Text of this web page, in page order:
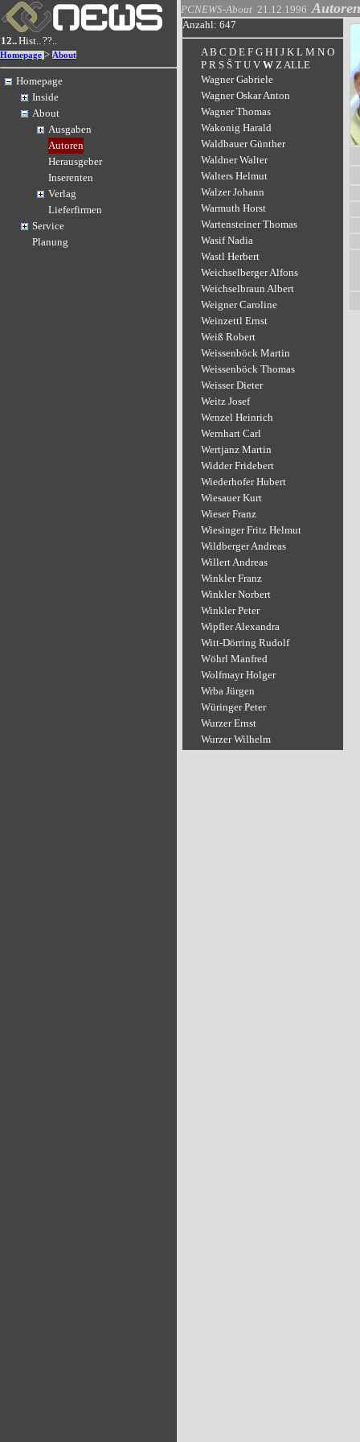
12..Hist..??..
Homepage > About
Homepage
Inside
About
Ausgaben
Autoren
Herausgeber
Inserenten
Verlag
Lieferfirmen
Service
Planung
PCNEWS-About 21.12.1996 Autoren
Anzahl: 647
A B C D E F G H I J K L M N O
P R S Š T U V W ZALLE
Wagner Gabriele
Wagner Oskar Anton
Wagner Thomas
Wakonig Harald
Waldbauer Günther
Waldner Walter
Walters Helmut
Walzer Johann
Warmuth Horst
Wartensteiner Thomas
Wasif Nadia
Wastl Herbert
Weichselberger Alfons
Weichselbraun Albert
Weigner Caroline
Weinzettl Ernst
Weiß Robert
Weissenböck Martin
Weissenböck Thomas
Weisser Dieter
Weitz Josef
Wenzel Heinrich
Wernhart Carl
Wertjanz Martin
Widder Fridebert
Wiederhofer Hubert
Wiesauer Kurt
Wieser Franz
Wiesinger Fritz Helmut
Wildberger Andreas
Willert Andreas
Winkler Franz
Winkler Norbert
Winkler Peter
Wipfler Alexandra
Witt-Dörring Rudolf
Wöhrl Manfred
Wolfmayr Holger
Wrba Jürgen
Würinger Peter
Wurzer Ernst
Wurzer Wilhelm